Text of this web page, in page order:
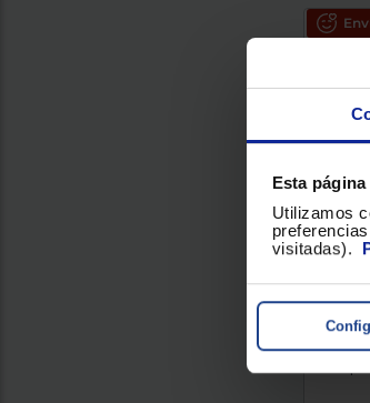
Esta
Utilizamos
visitadas).
PRO